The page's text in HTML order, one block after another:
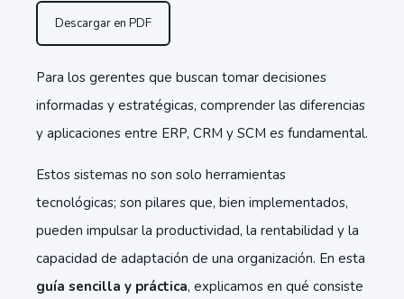
Descargar en PDF
Para los gerentes que buscan tomar decisiones
informadas y estratégicas, comprender las diferencias
y aplicaciones entre ERP, CRM y SCM es fundamental.
Estos sistemas no son solo herramientas
tecnológicas; son pilares que, bien implementados,
pueden impulsar la productividad, la rentabilidad y la
capacidad de adaptación de una organización. En esta
guía sencilla y práctica, explicamos en qué consiste